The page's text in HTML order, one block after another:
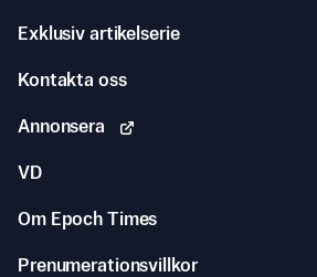
Exklusiv artikelserie
Kontakta oss
Annonsera
VD
Om Epoch Times
Prenumerationsvillkor